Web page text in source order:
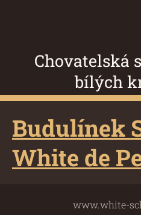
Chovatelská
bílých
Budulínek
White de
www.white-